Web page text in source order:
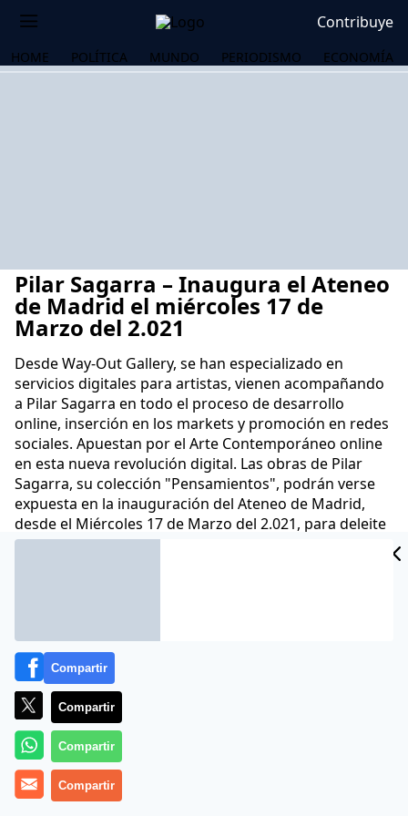
Contribuye
HOME POLÍTICA MUNDO PERIODISMO ECONOMÍA
Pilar Sagarra – Inaugura el Ateneo
de Madrid el miércoles 17 de
Marzo del 2.021
Desde Way-Out Gallery, se han especializado en
servicios digitales para artistas, vienen acompañando
a Pilar Sagarra en todo el proceso de desarrollo
online, inserción en los markets y promoción en redes
sociales. Apuestan por el Arte Contemporáneo online
en esta nueva revolución digital. Las obras de Pilar
Sagarra, su colección "Pensamientos", podrán verse
expuesta en la inauguración del Ateneo de Madrid,
desde el Miércoles 17 de Marzo del 2.021, para deleite
de todos, hasta el 31 de Marzo del 2.021
Compartir
Compartir
Compartir
Compartir